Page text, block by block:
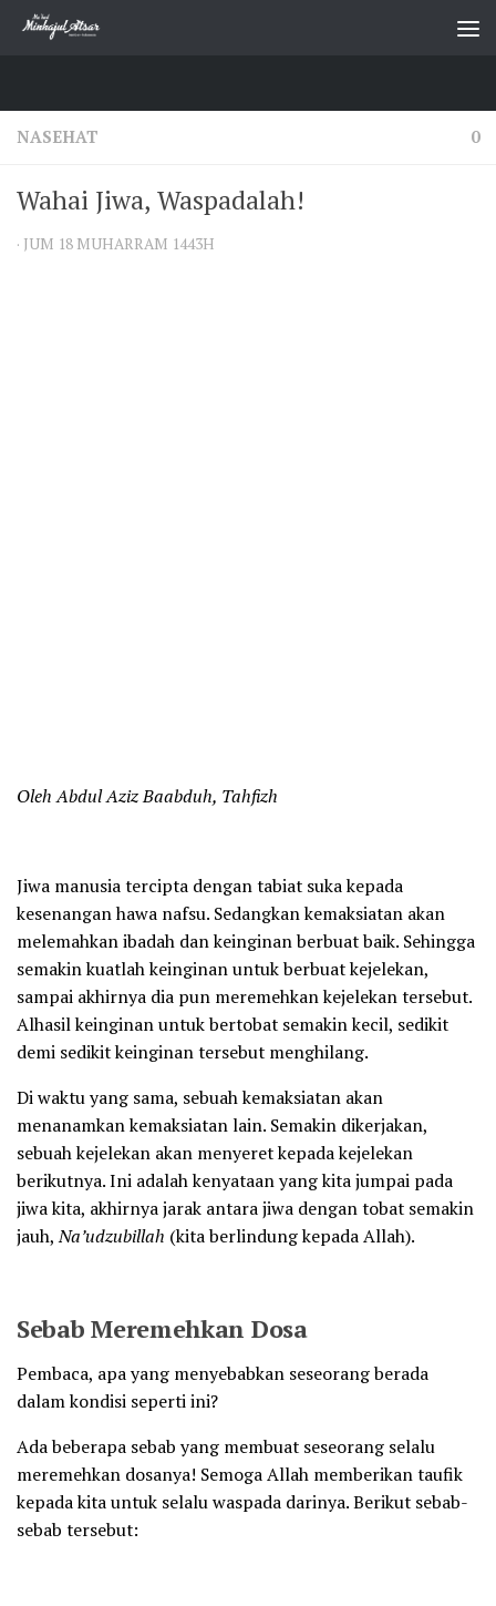
Skip to content
NASEHAT 0
Wahai Jiwa, Waspadalah!
· JUM 18 MUHARRAM 1443H
Oleh Abdul Aziz Baabduh, Tahfizh
Jiwa manusia tercipta dengan tabiat suka kepada
kesenangan hawa nafsu. Sedangkan kemaksiatan akan
melemahkan ibadah dan keinginan berbuat baik. Sehingga
semakin kuatlah keinginan untuk berbuat kejelekan,
sampai akhirnya dia pun meremehkan kejelekan tersebut.
Alhasil keinginan untuk bertobat semakin kecil, sedikit
demi sedikit keinginan tersebut menghilang.
Di waktu yang sama, sebuah kemaksiatan akan
menanamkan kemaksiatan lain. Semakin dikerjakan,
sebuah kejelekan akan menyeret kepada kejelekan
berikutnya. Ini adalah kenyataan yang kita jumpai pada
jiwa kita, akhirnya jarak antara jiwa dengan tobat semakin
jauh,Na’udzubillah (kita berlindung kepada Allah).
Sebab Meremehkan Dosa
Pembaca, apa yang menyebabkan seseorang berada
dalam kondisi seperti ini?
Ada beberapa sebab yang membuat seseorang selalu
meremehkan dosanya! Semoga Allah memberikan taufik
kepada kita untuk selalu waspada darinya. Berikut sebab-
sebab tersebut: